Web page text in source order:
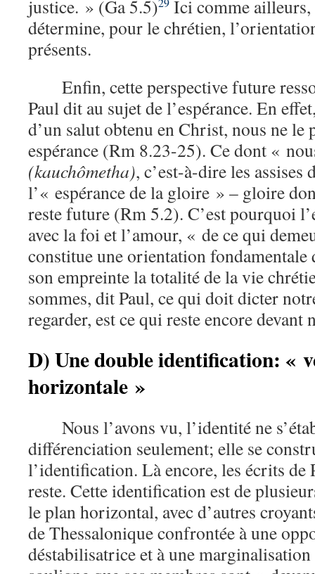
justice. » (Ga 5.5)
Ici comme ailleurs,
détermine, pour le chrétien,
présents.
Enfin, cette perspective future
Paul dit au sujet de l’espérance. En
d’un salut obtenu en Christ, nous ne le
espérance (Rm 8.23-25). Ce dont «
(kauchômetha), c’est-à-dire les assises
l’« espérance de la gloire » – gloire
reste future (Rm 5.2). C’est pourquoi
avec la foi et l’amour, « de ce qui
constitue une orientation
son empreinte la totalité de la vie
sommes, dit Paul, ce qui doit dicter
regarder, est ce qui reste encore devant
D) Une double identification: «
horizontale »
Nous l’avons vu, l’identité ne
différenciation seulement; elle se
l’identification. Là encore, les écrits de
reste. Cette identification est de
le plan horizontal, avec d’autres
de Thessalonique confrontée à une
déstabilisatrice et à une